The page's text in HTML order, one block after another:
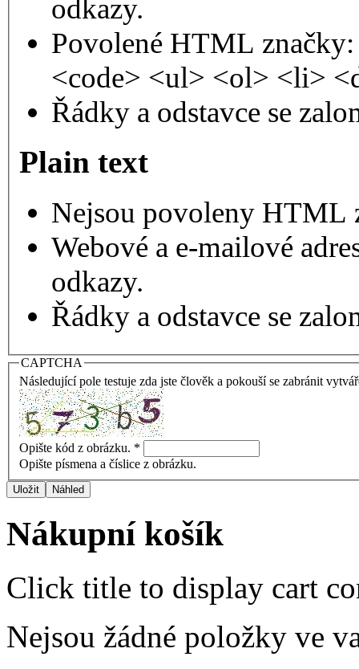
odkazy.
Povolené HTML
<code> <ul> <ol> <li>
Řádky a odstavce se
Plain text
Nejsou povoleny HTML
Webové a e-mailové
odkazy.
Řádky a odstavce se
CAPTCHA
Následující pole testuje zda jste člověk a pokouší se zabránit
Opište kód z obrázku. *
Opište písmena a číslice z obrázku.
Nákupní košík
Click title to display cart
Nejsou žádné položky ve